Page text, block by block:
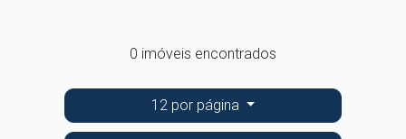
0 imóveis encontrados
12 por página